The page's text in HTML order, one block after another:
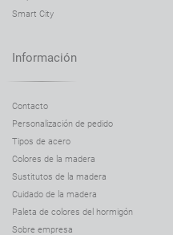
Macetero Salver 06.038.XL
Macetero Scandik 06.046.S
Macetero Scandik 06.046.M
Macetero Scandik 90° 06.046.1
Macetero Simple 06.040.S
Smart City
Información
Contacto
Personalización de pedido
Tipos de acero
Colores de la madera
Sustitutos de la madera
Cuidado de la madera
Paleta de colores del hormigón
Sobre empresa